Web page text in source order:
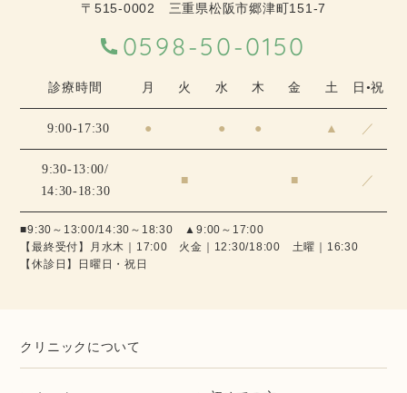
〒515-0002 三重県松阪市郷津町151-7
0598-50-0150
診療時間 月 火 水 木 金 土 日•祝
9:00-17:30 ● ● ● ▲ ／
9:30-13:00/
14:30-18:30
■ ■ ／
■9:30～13:00/14:30～18:30 ▲9:00～17:00
【最終受付】月水木｜17:00 火金｜12:30/18:00 土曜｜16:30
【休診日】日曜日・祝日
クリニックについて